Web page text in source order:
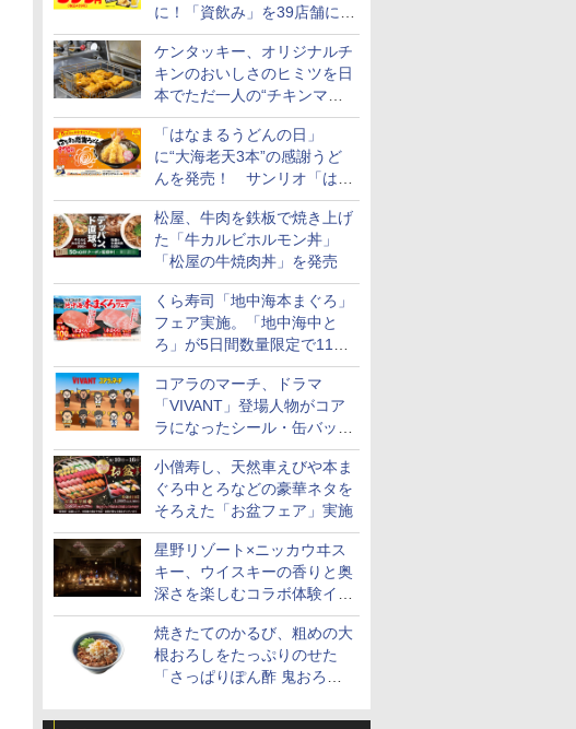
に！「資飲み」を39店舗に拡
大
ケンタッキー、オリジナルチ
キンのおいしさのヒミツを日
本でただ一人の“チキンマイ
スター”笠原氏から学んでき
た「はなまるうどんの日」
に“大海老天3本”の感謝うど
んを発売！ サンリオ「はな
まるおばけ」のシール/キャ
ンディなども
松屋、牛肉を鉄板で焼き上げ
た「牛カルビホルモン丼」
「松屋の牛焼肉丼」を発売
くら寿司「地中海本まぐろ」
フェア実施。「地中海中と
ろ」が5日間数量限定で110
円！
コアラのマーチ、ドラマ
「VIVANT」登場人物がコア
ラになったシール・缶バッジ
を発売
小僧寿し、天然車えびや本ま
ぐろ中とろなどの豪華ネタを
そろえた「お盆フェア」実施
星野リゾート×ニッカウヰス
キー、ウイスキーの香りと奥
深さを楽しむコラボ体験イベ
ントをOMO5小樽で提供開始
焼きたてのかるび、粗めの大
根おろしをたっぷりのせた
「さっぱりぽん酢 鬼おろし